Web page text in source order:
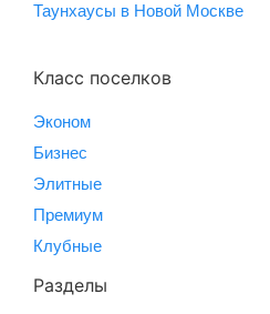
Таунхаусы в Новой Москве
Класс поселков
Эконом
Бизнес
Элитные
Премиум
Клубные
Разделы